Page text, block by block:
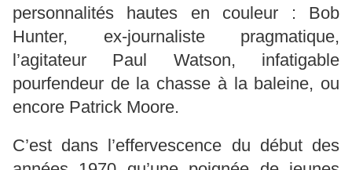
personnalités hautes en couleur : Bob
Hunter, ex-journaliste pragmatique,
l’agitateur Paul Watson, infatigable
pourfendeur de la chasse à la baleine, ou
encore Patrick Moore.
C’est dans l’effervescence du début des